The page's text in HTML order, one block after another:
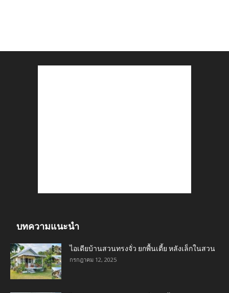
บทความแนะนำ
ไอเดียบ้านสวนทรงจั่ว ยกพื้นเตี้ย หลังเล็กในสวน
กรกฎาคม 12, 2025